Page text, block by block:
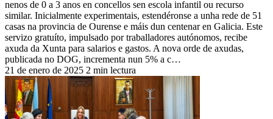
nenos de 0 a 3 anos en concellos sen escola infantil ou recurso
similar. Inicialmente experimentais, estendéronse a unha rede de 51
casas na provincia de Ourense e máis dun centenar en Galicia. Este
servizo gratuíto, impulsado por traballadores autónomos, recibe
axuda da Xunta para salarios e gastos. A nova orde de axudas,
publicada no DOG, incrementa nun 5% a c…
21 de enero de 2025 2 min lectura